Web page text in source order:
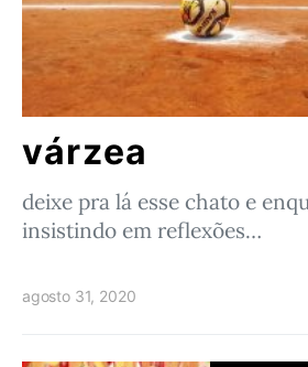
várzea
deixe pra lá esse chato e
insistindo em reflexões…
agosto 31, 2020